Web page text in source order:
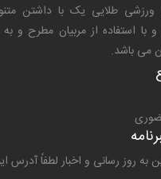
ورزشی طلایی یک با داشتن
و با استفاده از مربیان مطرح و
می باشد.
به روز رسانی و اخبار لطفاً آدرس